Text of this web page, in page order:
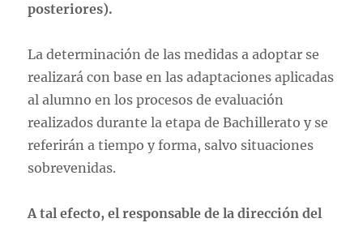
posteriores).
La determinación de las medidas a adoptar se
realizará con base en las adaptaciones aplicadas
al alumno en los procesos de evaluación
realizados durante la etapa de Bachillerato y se
referirán a tiempo y forma, salvo situaciones
sobrevenidas.
A tal efecto, el responsable de la dirección del